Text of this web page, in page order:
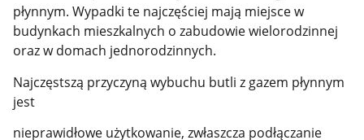
płynnym. Wypadki te najczęściej mają miejsce w
budynkach mieszkalnych o zabudowie wielorodzinnej
oraz w domach jednorodzinnych.
Najczęstszą przyczyną wybuchu butli z gazem płynnym
jest
nieprawidłowe użytkowanie, zwłaszcza podłączanie